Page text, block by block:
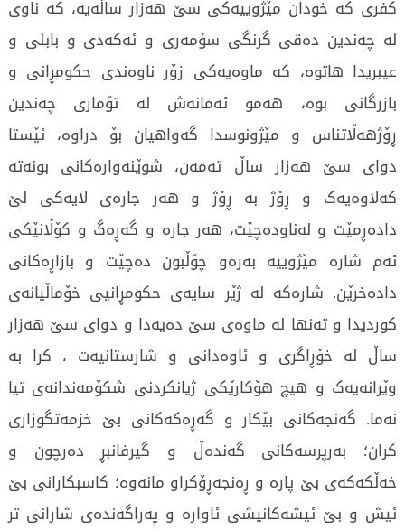
کفری کە خودان مێژوییەکی سێ هەزار ساڵەیە، کە ناوی
لە چەندین دەقی گرنگی سۆمەری و ئەکەدی و بابلی و
عیبریدا هاتوە، کە ماوەیەکی زۆر ناوەندی حکومڕانی و
بازرگانی بوە، هەمو ئەمانەش لە تۆماری چەندین
ڕۆژهەڵاتناس و مێژونوسدا گەواهیان بۆ دراوە، ئێستا
دوای سێ هەزار ساڵ تەمەن، شوێنەوارەکانی بونەتە
کەلاوەیەک و ڕۆژ بە ڕۆژ و هەر جارەی لایەکی لێ
دادەڕمێت و لەناودەچێت، هەر جارە و گەڕەگ و کۆڵانێکی
ئەم شارە مێژوییە بەرەو چۆڵبون دەچێت و بازاڕەکانی
دادەخرێن. شارەکە لە ژێر سایەی حکومڕانیی خۆماڵیانەی
کوردیدا و تەنها لە ماوەی سێ دەیەدا و دوای سێ هەزار
ساڵ لە خۆڕاگری و ئاوەدانی و شارستانیەت ، کرا به
وێرانەیەک و هیچ هۆکارێکی ژیانکردنی شکۆمەندانەی تیا
نەما. گەنجەکانی بێکار و گەڕەکەکانی بێ خزمەتگوزاری
کران؛ بەرپرسەکانی گەندەڵ و گیرفانبڕ دەرچون و
خەڵکەکەی بێ پارە و ڕەنجەڕۆکراو مانەوە؛ کاسبکارانی بێ
ئیش و بێ ئیشەکانیشی ئاوارە و پەراگەندەی شارانی تر